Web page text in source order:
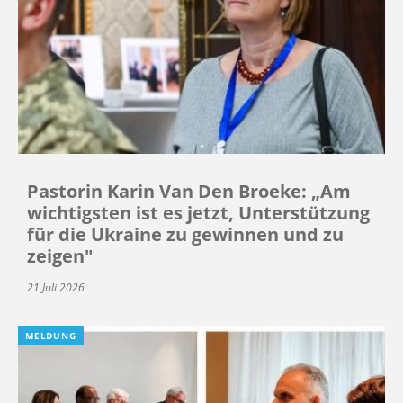
Pastorin Karin Van Den Broeke: „Am
wichtigsten ist es jetzt, Unterstützung
für die Ukraine zu gewinnen und zu
zeigen"
21 Juli 2026
MELDUNG